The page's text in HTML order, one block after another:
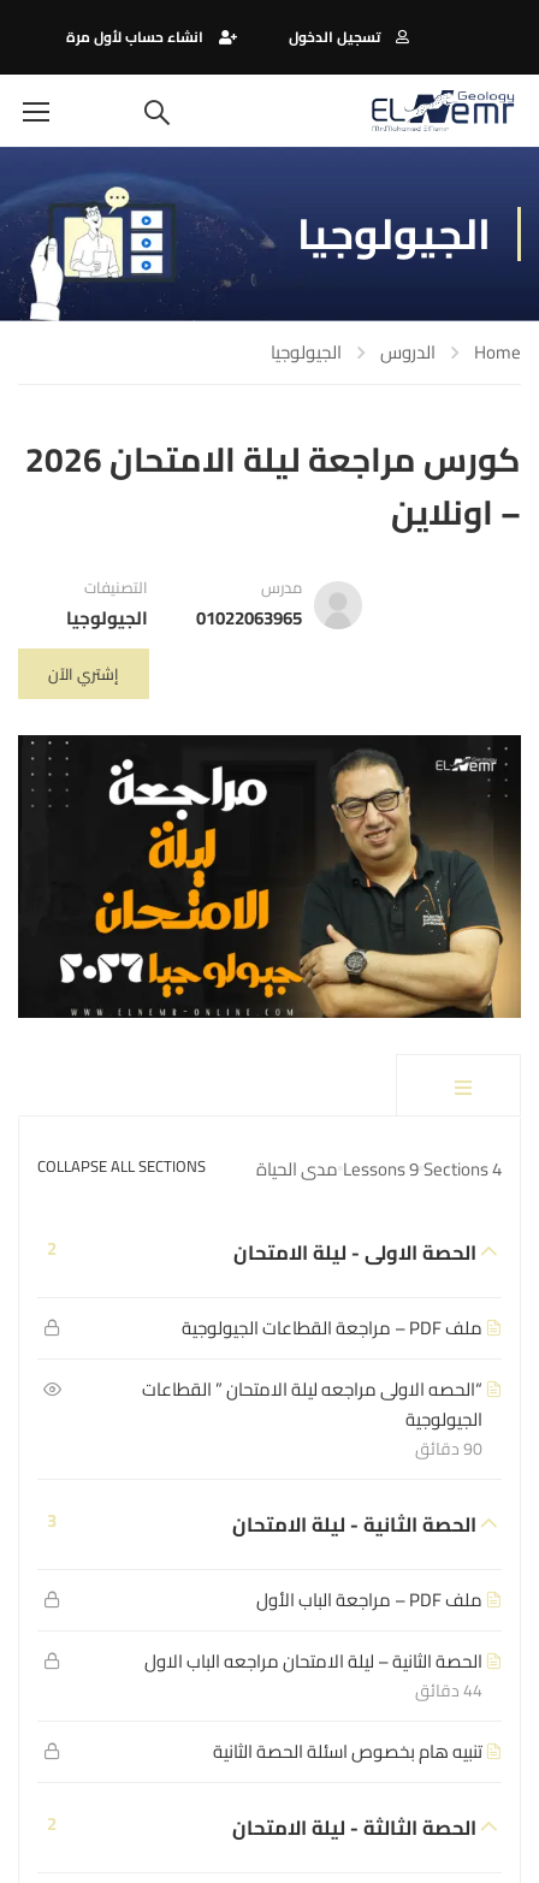
تسجيل الدخول انشاء حساب لأول مرة
الجيولوجيا
Home الدروس الجيولوجيا
كورس مراجعة ليلة الامتحان 2026
– اونلاين
مدرس
01022063965
التصنيفات
الجيولوجيا
إشتري الآن
4 Sections
9 Lessons مدى الحياة COLLAPSE ALL SECTIONS
الحصة الاولى - ليلة الامتحان 2
ملف PDF – مراجعة القطاعات الجيولوجية
“الحصه الاولى مراجعه ليلة الامتحان ” القطاعات
الجيولوجية
90 دقائق
الحصة الثانية - ليلة الامتحان 3
ملف PDF – مراجعة الباب الأول
الحصة الثانية – ليلة الامتحان مراجعه الباب الاول
44 دقائق
تنبيه هام بخصوص اسئلة الحصة الثانية
الحصة الثالثة - ليلة الامتحان 2